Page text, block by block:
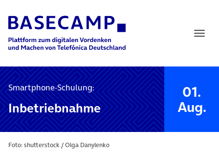
Main Navigation
Smartphone-Schulung:
Inbetriebnahme
01.
Aug.
Foto: shutterstock / Olga Danylenko